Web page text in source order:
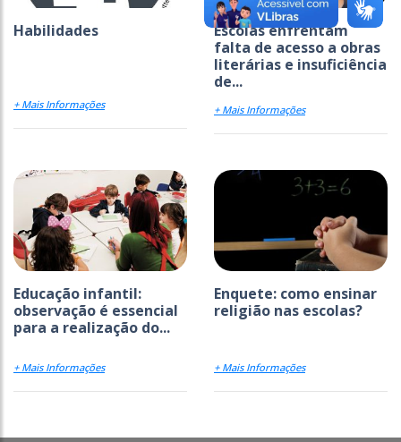
Habilidades
+ Mais Informações
Escolas enfrentam
falta de acesso a obras
literárias e insuficiência
de...
+ Mais Informações
Educação infantil:
observação é essencial
para a realização do...
+ Mais Informações
Enquete: como ensinar
religião nas escolas?
+ Mais Informações